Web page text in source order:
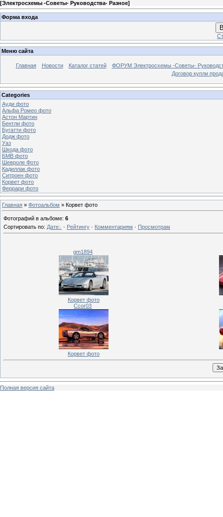
[Электросхемы -Советы- Руководства- Разное]
Форма входа
Меню сайта
Главная Новости Каталог статей
ФОРУМ Электросхемы -Советы-
Договор купли
Categories
Ауди фото
Альфа Ромео фото
Астон Мартин
Бентли фото
Бугатти фото
Додж фото
Уаз
Шкода фото
БМВ фото
Шевроле Фото
Кадиллак фото
Ситроен фото
Корвет фото
Феррари фото
Главная » Фотоальбом » Корвет фото
Фотографий в альбоме: 6
Сортировать по: Дате · Рейтингу · Комментариям · Просмотрам
gm1894
Корвет фото
Ccor03
Корвет фото
Полная версия сайта